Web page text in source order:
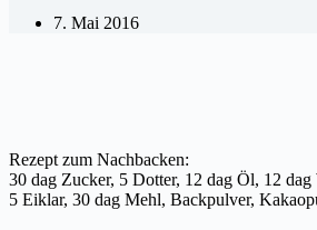
7. Mai 2016
Rezept zum Nachbacken:
30 dag Zucker, 5 Dotter, 12 dag Öl, 12 dag
5 Eiklar, 30 dag Mehl, Backpulver,